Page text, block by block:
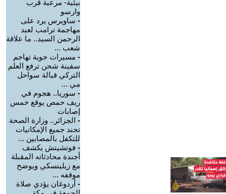
بيئية- مرعبة قرب
وارسو
- ساويرس يرد على
مهاجمة ترامب لعبد
الرحمن السيد.. ما علاقة
شعب ...
- مسيرات جوية تهاجم
سفينة شحن ترفع العلم
التركي قبالة سواحل
مي ...
- سوريا.. هجوم في
ريف حمص يوقع خمس
إصابات
- الجزائر.. وزارة الصحة
تجند جميع الإمكانيات
للتكفل بالمصابين ...
- فوتشيتش يكشف
أجندة محادثاته المقبلة
مع زيلينسكي ويوضح
موقفه ...
- أردوغان يؤدي صلاة